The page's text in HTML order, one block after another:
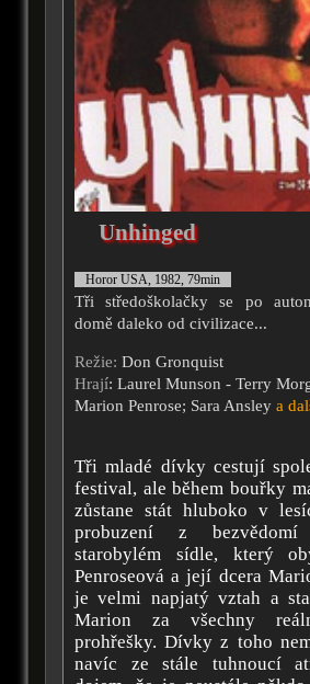
Unhinged
Horor USA, 1982, 79min
Tři středoškolačky se po
domě daleko od civilizace...
Režie: Don Gronquist
Hrají: Laurel Munson - Terry
Marion Penrose; Sara Ansley a
Tři mladé dívky cestují
festival, ale během bouřky
zůstane stát hluboko v
probuzení z
starobylém sídle, který
Penroseová a její dcera
je velmi napjatý vztah a
Marion za všechny
prohřešky. Dívky z toho
navíc ze stále tuhnoucí